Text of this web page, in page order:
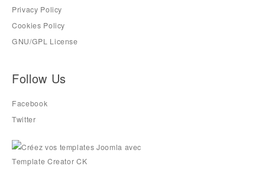
Privacy Policy
Cookies Policy
GNU/GPL License
Follow Us
Facebook
Twitter